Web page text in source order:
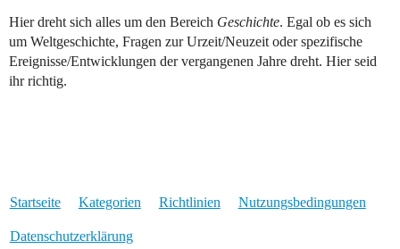
Hier dreht sich alles um den Bereich Geschichte. Egal ob es sich
um Weltgeschichte, Fragen zur Urzeit/Neuzeit oder spezifische
Ereignisse/Entwicklungen der vergangenen Jahre dreht. Hier seid
ihr richtig.
Startseite Kategorien Richtlinien Nutzungsbedingungen
Datenschutzerklärung